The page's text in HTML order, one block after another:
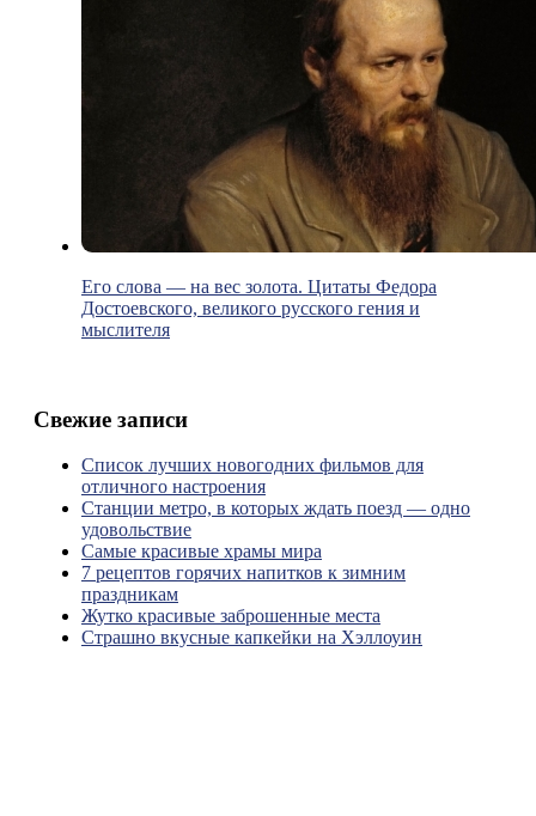
Его слова — на вес золота. Цитаты Федора
Достоевского, великого русского гения и
мыслителя
Свежие записи
Список лучших новогодних фильмов для
отличного настроения
Станции метро, в которых ждать поезд — одно
удовольствие
Самые красивые храмы мира
7 рецептов горячих напитков к зимним
праздникам
Жутко красивые заброшенные места
Страшно вкусные капкейки на Хэллоуин